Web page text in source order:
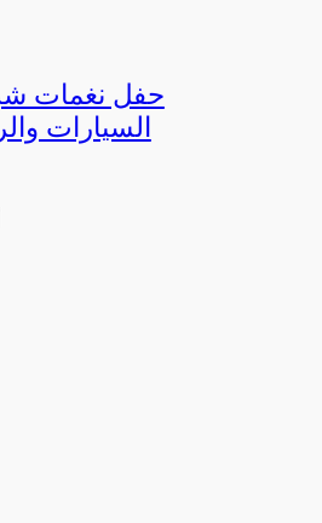
حفل نغمات
السيارات